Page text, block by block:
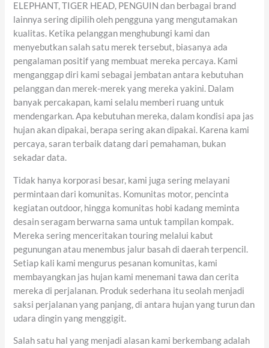
ELEPHANT, TIGER HEAD, PENGUIN dan berbagai brand
lainnya sering dipilih oleh pengguna yang mengutamakan
kualitas. Ketika pelanggan menghubungi kami dan
menyebutkan salah satu merek tersebut, biasanya ada
pengalaman positif yang membuat mereka percaya. Kami
menganggap diri kami sebagai jembatan antara kebutuhan
pelanggan dan merek-merek yang mereka yakini. Dalam
banyak percakapan, kami selalu memberi ruang untuk
mendengarkan. Apa kebutuhan mereka, dalam kondisi apa jas
hujan akan dipakai, berapa sering akan dipakai. Karena kami
percaya, saran terbaik datang dari pemahaman, bukan
sekadar data.
Tidak hanya korporasi besar, kami juga sering melayani
permintaan dari komunitas. Komunitas motor, pencinta
kegiatan outdoor, hingga komunitas hobi kadang meminta
desain seragam berwarna sama untuk tampilan kompak.
Mereka sering menceritakan touring melalui kabut
pegunungan atau menembus jalur basah di daerah terpencil.
Setiap kali kami mengurus pesanan komunitas, kami
membayangkan jas hujan kami menemani tawa dan cerita
mereka di perjalanan. Produk sederhana itu seolah menjadi
saksi perjalanan yang panjang, di antara hujan yang turun dan
udara dingin yang menggigit.
Salah satu hal yang menjadi alasan kami berkembang adalah